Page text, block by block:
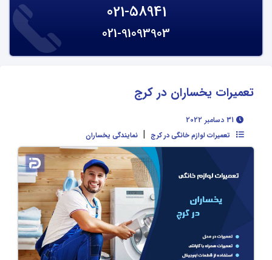
021-58941
021-91093903
تعمیرات یخساران در کرج
تعمیرات لوازم خانگی در کرج | نمایندگی یخساران